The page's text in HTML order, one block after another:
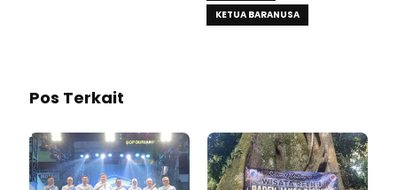
KETUA BARANUSA
Pos Terkait